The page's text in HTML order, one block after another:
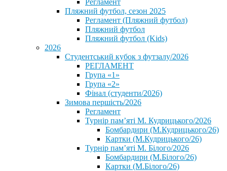
Регламент
Пляжний футбол, сезон 2025
Регламент (Пляжний футбол)
Пляжний футбол
Пляжний футбол (Kids)
2026
Студентський кубок з футзалу/2026
РЕГЛАМЕНТ
Група «1»
Група «2»
Фінал (студенти/2026)
⁨Зимова першість/2026⁩
Регламент
Турнір пам’яті М. Кудрицького/2026
Бомбардири (М.Кудрицького/26)
Картки (М.Кудрицького/26)
Турнір пам’яті М. Білого/2026
Бомбардири (М.Білого/26)
Картки (М.Білого/26)